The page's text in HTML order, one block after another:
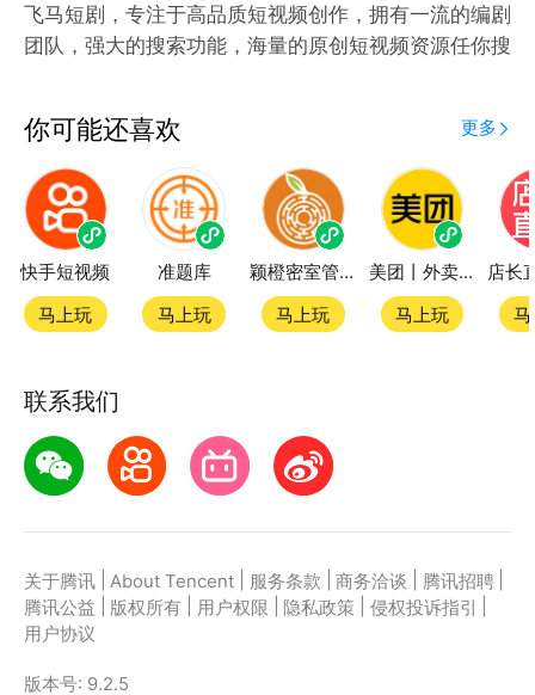
飞马短剧，专注于高品质短视频创作，拥有一流的编剧
团队，强大的搜索功能，海量的原创短视频资源任你搜
你可能还喜欢 更多
快手短视频
马上玩
准题库
马上玩
颖橙密室管家SmartOrange
马上玩
美团丨外卖团购特价美食酒店电影
马上玩
联系我们
关于腾讯 About Tencent 服务条款 商务洽谈 腾讯招聘
腾讯公益
版权所有 用户权限 隐私政策 侵权投诉指引
用户协议
版本号: 9.2.5